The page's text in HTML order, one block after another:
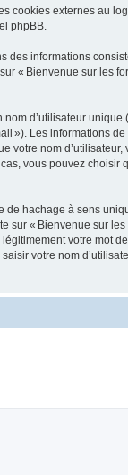
cookies externes au
phpBB.
des informations
« Bienvenue sur les
d’utilisateur
»). Les informations
votre nom
vous pouvez
de hachage à sens
sur « Bienvenue sur
votre mot
votre nom